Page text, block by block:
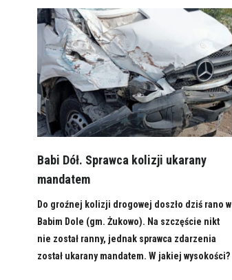
Babi Dół. Sprawca kolizji ukarany
mandatem
Do groźnej kolizji drogowej doszło dziś rano w
Babim Dole (gm. Żukowo). Na szczęście nikt
nie został ranny, jednak sprawca zdarzenia
został ukarany mandatem. W jakiej wysokości?